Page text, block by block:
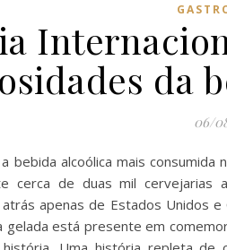
da
06/
bebida alcoólica mais
cerca de duas mil
apenas de Estados Unidos
gelada está presente em